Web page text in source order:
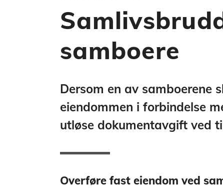
samboere
Dersom en av samboerene
eiendommen i forbindelse
utløse dokumentavgift ved
Overføre fast eiendom ved